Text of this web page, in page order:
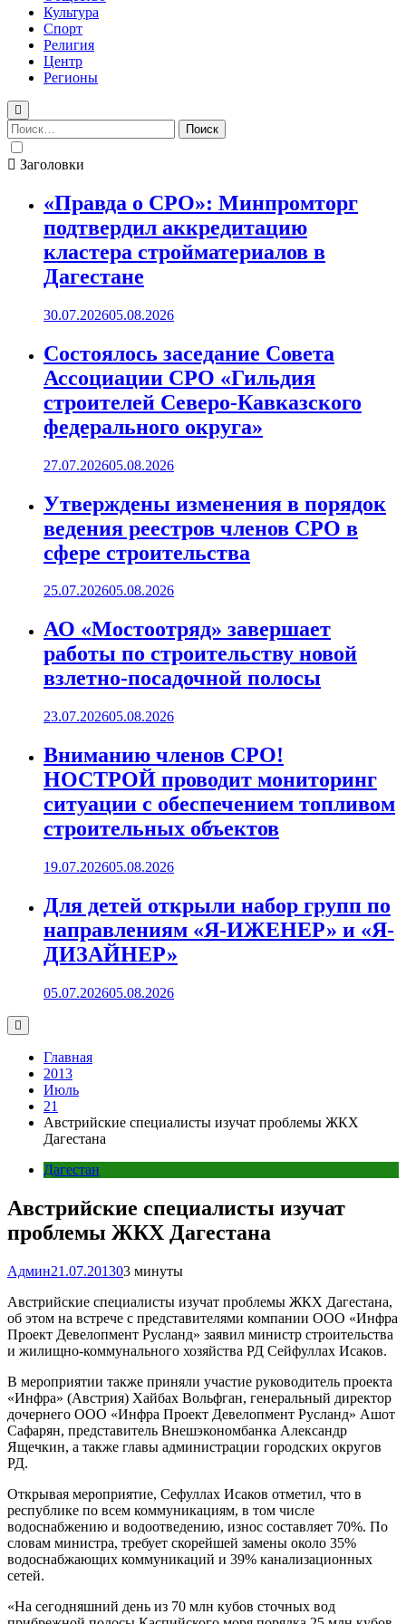
Культура
Спорт
Религия
Центр
Регионы
Найти:
Заголовки
«Правда о СРО»: Минпромторг
подтвердил аккредитацию
кластера стройматериалов в
Дагестане
30.07.202605.08.2026
Состоялось заседание Совета
Ассоциации СРО «Гильдия
строителей Северо-Кавказского
федерального округа»
27.07.202605.08.2026
Утверждены изменения в порядок
ведения реестров членов СРО в
сфере строительства
25.07.202605.08.2026
АО «Мостоотряд» завершает
работы по строительству новой
взлетно-посадочной полосы
23.07.202605.08.2026
Вниманию членов СРО!
НОСТРОЙ проводит мониторинг
ситуации с обеспечением топливом
строительных объектов
19.07.202605.08.2026
Для детей открыли набор групп по
направлениям «Я-ИЖЕНЕР» и «Я-
ДИЗАЙНЕР»
05.07.202605.08.2026
Главная
2013
Июль
21
Австрийские специалисты изучат проблемы ЖКХ
Дагестана
Дагестан
Австрийские специалисты изучат
проблемы ЖКХ Дагестана
Админ21.07.201303 минуты
Австрийские специалисты изучат проблемы ЖКХ Дагестана,
об этом на встрече с представителями компании ООО «Инфра
Проект Девелопмент Русланд» заявил министр строительства
и жилищно-коммунального хозяйства РД Сейфуллах Исаков.
В мероприятии также приняли участие руководитель проекта
«Инфра» (Австрия) Хайбах Вольфган, генеральный директор
дочернего ООО «Инфра Проект Девелопмент Русланд» Ашот
Сафарян, представитель Внешэкономбанка Александр
Ящечкин, а также главы администрации городских округов
РД.
Открывая мероприятие, Сефуллах Исаков отметил, что в
республике по всем коммуникациям, в том числе
водоснабжению и водоотведению, износ составляет 70%. По
словам министра, требует скорейшей замены около 35%
водоснабжающих коммуникаций и 39% канализационных
сетей.
«На сегодняшний день из 70 млн кубов сточных вод